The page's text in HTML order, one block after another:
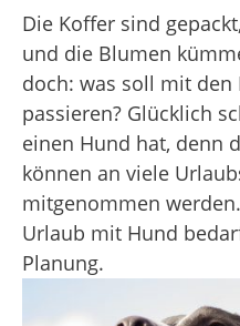
Die Koffer sind
und die Blumen
doch: was soll mit
passieren? Glücklich
einen Hund hat, denn
können an viele
mitgenommen
Urlaub mit Hund
Planung.